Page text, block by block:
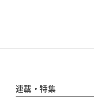
連載・特集